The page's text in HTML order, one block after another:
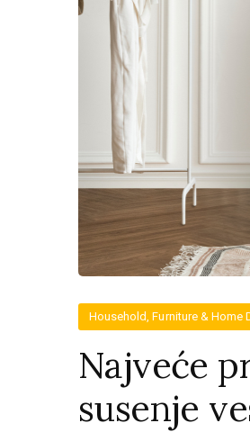
Household, Furniture & Home
Najveće
susenje